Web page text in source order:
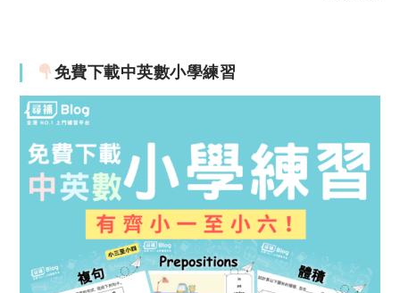
免費下載中英數小學練習